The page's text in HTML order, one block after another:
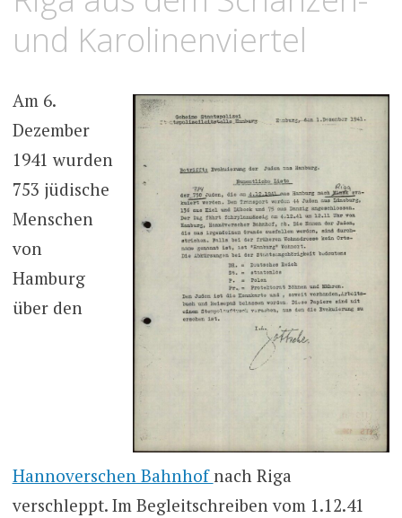
und Karolinenviertel
Am 6.
Dezember
1941 wurden
753 jüdische
Menschen
von
Hamburg
über den
Hannoverschen Bahnhofnach Riga
verschleppt. Im Begleitschreiben vom 1.12.41